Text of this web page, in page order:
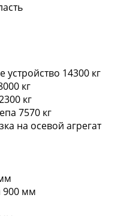
устройство 14300 кг
кг
кг
7570 кг
на осевой агрегат
900 мм